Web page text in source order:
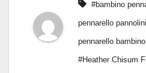
#bambino
pennarello pannolini
pennarello bambino
#Heather Chisum